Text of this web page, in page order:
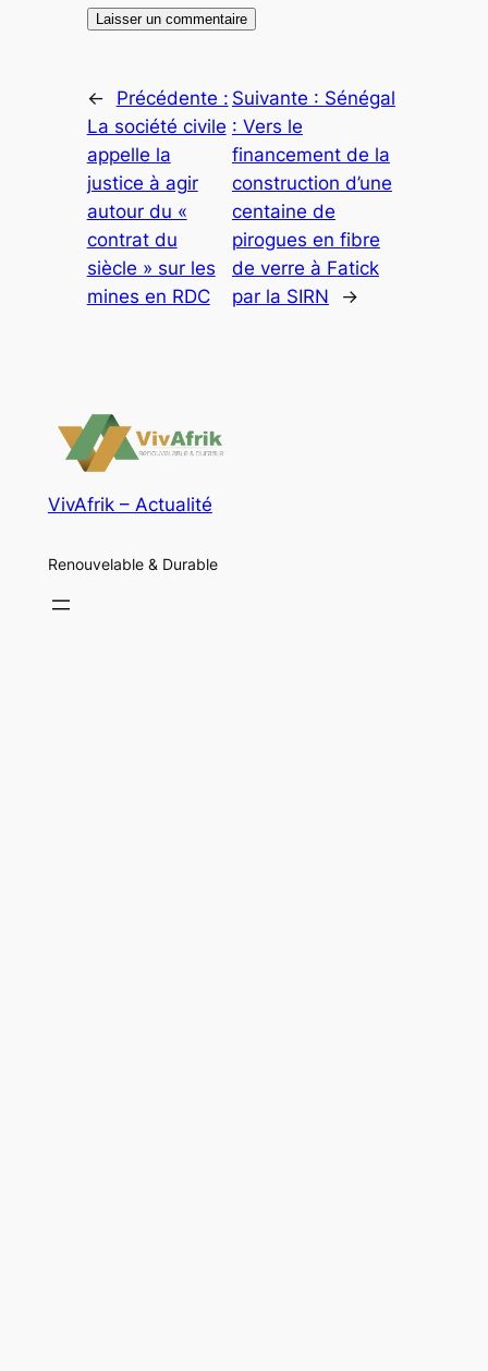
←
Précédente :
La société civile
appelle la
justice à agir
autour du «
contrat du
siècle » sur les
mines en RDC
Suivante : Sénégal
: Vers le
financement de la
construction d’une
centaine de
pirogues en fibre
de verre à Fatick
par la SIRN
→
VivAfrik – Actualité
Renouvelable & Durable